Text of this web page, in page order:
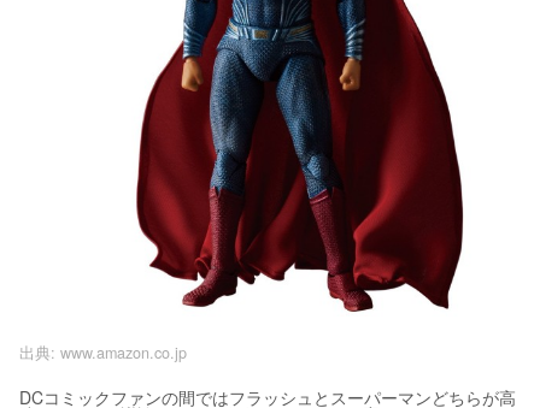
出典: www.amazon.co.jp
DCコミックファンの間ではフラッシュとスーパーマンどちらが高